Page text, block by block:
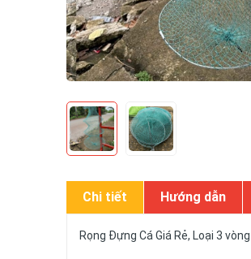
Chi tiết Hướng dẫn
Rọng Đựng Cá Giá Rẻ, Loại 3